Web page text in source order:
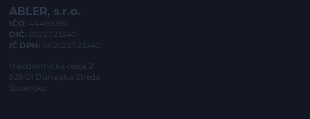
ABLER, s.r.o.
IČO: 44499396
DIČ: 2022723340
IČ DPH: SK2022723340
Malodvornícka cesta 2
929 01 Dunajská Streda
Slovensko